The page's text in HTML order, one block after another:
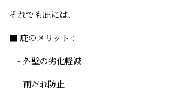
それでも庇には、
■ 庇のメリット：
- 外壁の劣化軽減
- 雨だれ防止